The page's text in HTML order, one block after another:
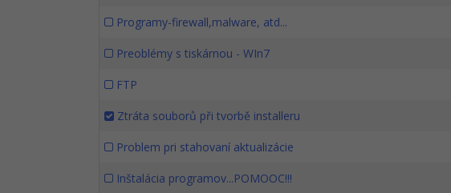
Programy-firewall,malware, atd...
Preoblémy s tiskárnou - WIn7
FTP
Ztráta souborů při tvorbě installeru
Problem pri stahovaní aktualizácie
Inštalácia programov...POMOOC!!!